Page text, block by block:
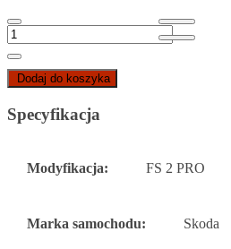
Dodaj do koszyka
Specyfikacja
Modyfikacja: FS 2 PRO
Marka samochodu: Skoda